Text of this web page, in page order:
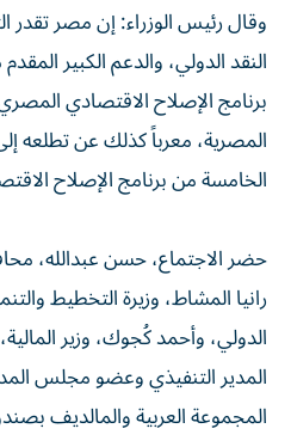
وقال رئيس الوزراء: إن مصر تقدر
النقد الدولي، والدعم الكبير
برنامج الإصلاح الاقتصادي
المصرية، معرباً كذلك عن تطلعه
الخامسة من برنامج الإصلاح
حضر الاجتماع، حسن عبدالله،
رانيا المشاط، وزيرة التخطيط
الدولي، وأحمد كُجوك، وزير
المدير التنفيذي وعضو مجلس
المجموعة العربية والمالديف